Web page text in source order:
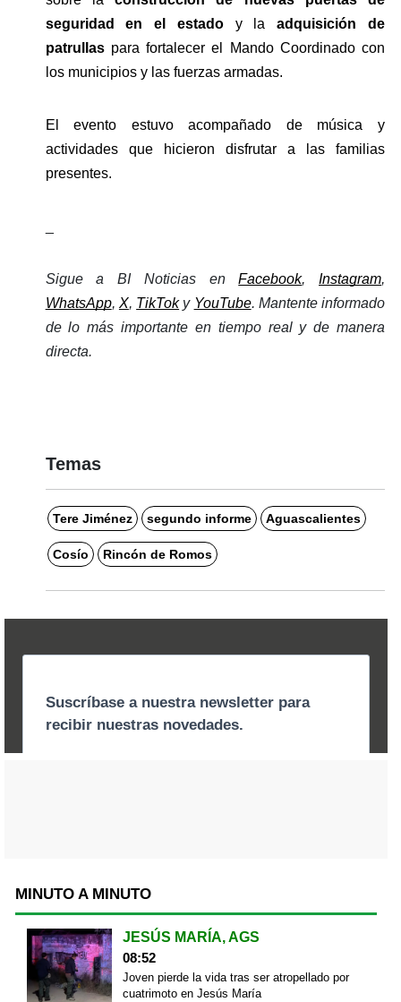
seguridad en el estado y la adquisición de
patrullas para fortalecer el Mando Coordinado con
los municipios y las fuerzas armadas.
El evento estuvo acompañado de música y
actividades que hicieron disfrutar a las familias
presentes.
Sigue a BI Noticias en Facebook, Instagram,
WhatsApp, X, TikTok y YouTube. Mantente informado
de lo más importante en tiempo real y de manera
directa.
Temas
Tere Jiménez segundo informe Aguascalientes
Cosío Rincón de Romos
MINUTO A MINUTO
JESÚS MARÍA, AGS
08:52
Joven pierde la vida tras ser atropellado por
cuatrimoto en Jesús María